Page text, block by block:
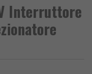
Interruttore